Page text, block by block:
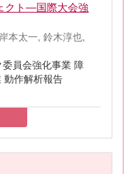
クト―国際大会強
本太一, 鈴木淳也,
員会強化事業 障
動作解析報告